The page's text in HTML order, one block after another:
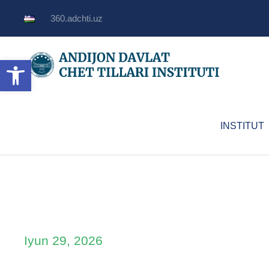
Open toolbar
360.adchti.uz
INSTITUT
Iyun 29, 2026